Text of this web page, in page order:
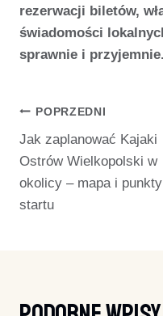
rezerwacji biletów,
świadomości
sprawnie i przyjemnie.
Nawigacja
Wpisu
POPRZEDNI
Jak zaplanować Kajaki
Ostrów Wielkopolski w
okolicy – mapa i punkty
startu